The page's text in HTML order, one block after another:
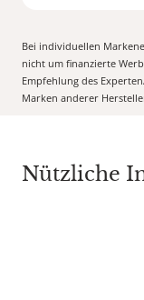
Bei individuellen
nicht um finanzierte
Empfehlung des
Marken anderer
Nützliche